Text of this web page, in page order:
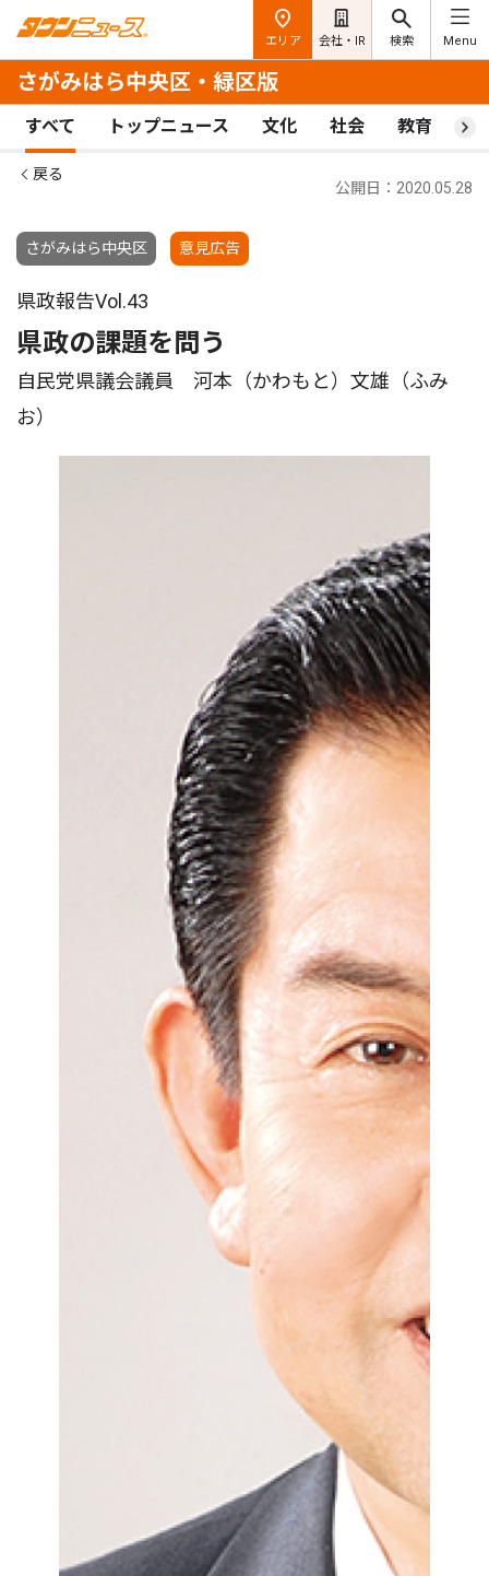
エリア 会社・IR 検索 Menu
さがみはら中央区・緑区版
すべて トップニュース 文化 社会 教育 ス
戻る
さがみはら中央区 意見広告
公開日：2020.05.28
県政報告Vol.43
県政の課題を問う
自民党県議会議員 河本（かわもと）文雄（ふみ
お）